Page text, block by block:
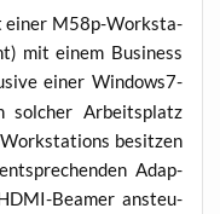
einer M58p-Work­sta­
mit einem Busi­ness
einer Win­dows7-
sol­cher Arbeits­platz
besit­zen
Adap­
Bea­mer ansteu­